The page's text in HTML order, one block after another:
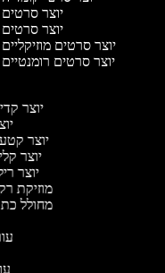
יוצר סרטים
יוצר סרטים
יוצר סרטים מוזיקליים
יוצר סרטים רומנטיים
יוצר
יוצר
יוצר
יוצר
מוזיקת
מחולל